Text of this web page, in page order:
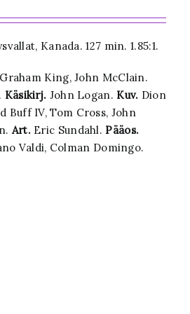
Kanada. 127 min. 1.85:1.
King, John McClain.
Käsikirj. John Logan. Kuv. Dion
Buff IV, Tom Cross, John
Art.Eric Sundahl. Pääos.
Valdi, Colman Domingo.